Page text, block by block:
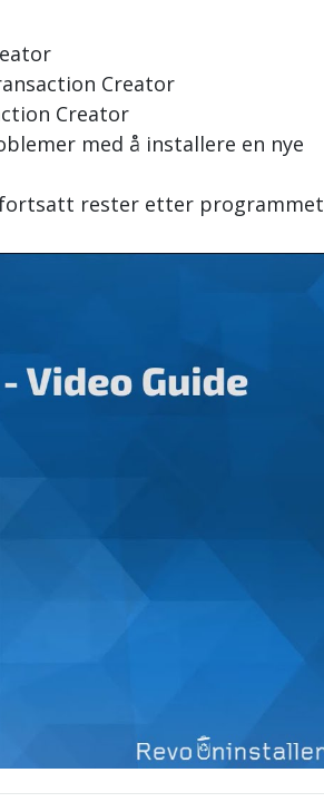
Creator
Creator
med å installere en nye
fortsatt rester etter programmet